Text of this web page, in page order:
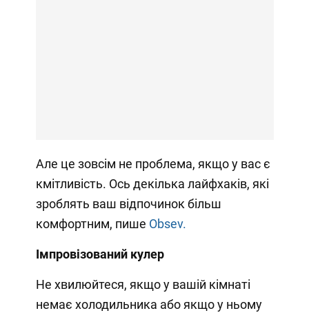
Але це зовсім не проблема, якщо у вас є
кмітливість. Ось декілька лайфхаків, які
зроблять ваш відпочинок більш
комфортним, пише Obsev.
Імпровізований кулер
Не хвилюйтеся, якщо у вашій кімнаті
немає холодильника або якщо у ньому